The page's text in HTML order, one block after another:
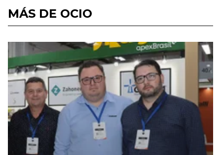
MÁS DE OCIO